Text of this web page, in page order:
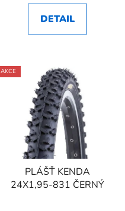
DETAIL
AKCE
PLÁŠŤ KENDA
24X1,95-831 ČERNÝ